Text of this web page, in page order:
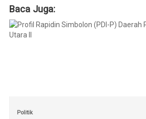
Baca Juga:
Politik